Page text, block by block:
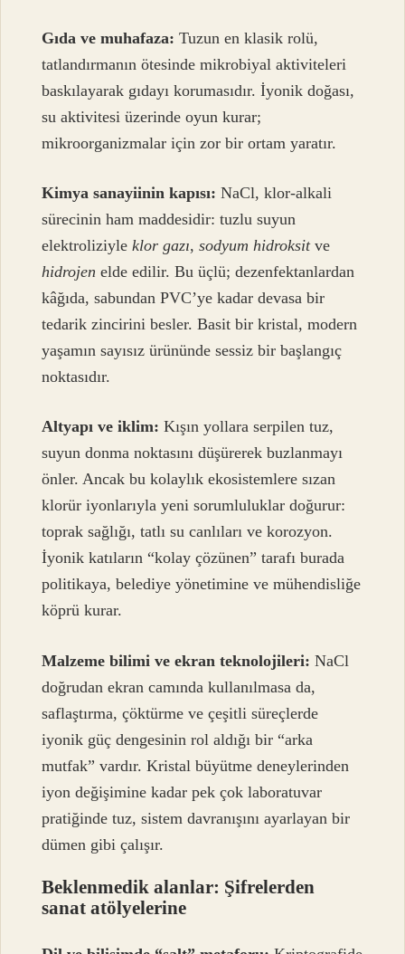
Gıda ve muhafaza: Tuzun en klasik rolü,
tatlandırmanın ötesinde mikrobiyal aktiviteleri
baskılayarak gıdayı korumasıdır. İyonik doğası,
su aktivitesi üzerinde oyun kurar;
mikroorganizmalar için zor bir ortam yaratır.
Kimya sanayiinin kapısı: NaCl, klor-alkali
sürecinin ham maddesidir: tuzlu suyun
elektroliziyleklor gazı,sodyum hidroksitve
hidrojen elde edilir. Bu üçlü; dezenfektanlardan
kâğıda, sabundan PVC’ye kadar devasa bir
tedarik zincirini besler. Basit bir kristal, modern
yaşamın sayısız ürününde sessiz bir başlangıç
noktasıdır.
Altyapı ve iklim: Kışın yollara serpilen tuz,
suyun donma noktasını düşürerek buzlanmayı
önler. Ancak bu kolaylık ekosistemlere sızan
klorür iyonlarıyla yeni sorumluluklar doğurur:
toprak sağlığı, tatlı su canlıları ve korozyon.
İyonik katıların “kolay çözünen” tarafı burada
politikaya, belediye yönetimine ve mühendisliğe
köprü kurar.
Malzeme bilimi ve ekran teknolojileri: NaCl
doğrudan ekran camında kullanılmasa da,
saflaştırma, çöktürme ve çeşitli süreçlerde
iyonik güç dengesinin rol aldığı bir “arka
mutfak” vardır. Kristal büyütme deneylerinden
iyon değişimine kadar pek çok laboratuvar
pratiğinde tuz, sistem davranışını ayarlayan bir
dümen gibi çalışır.
Beklenmedik alanlar: Şifrelerden
sanat atölyelerine